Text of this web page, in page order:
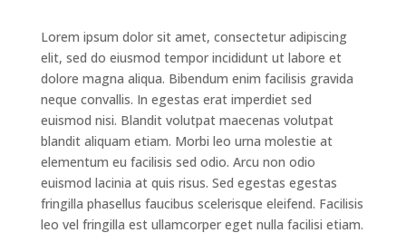
Lorem ipsum dolor sit amet, consectetur adipiscing
elit, sed do eiusmod tempor incididunt ut labore et
dolore magna aliqua. Bibendum enim facilisis gravida
neque convallis. In egestas erat imperdiet sed
euismod nisi. Blandit volutpat maecenas volutpat
blandit aliquam etiam. Morbi leo urna molestie at
elementum eu facilisis sed odio. Arcu non odio
euismod lacinia at quis risus. Sed egestas egestas
fringilla phasellus faucibus scelerisque eleifend. Facilisis
leo vel fringilla est ullamcorper eget nulla facilisi etiam.